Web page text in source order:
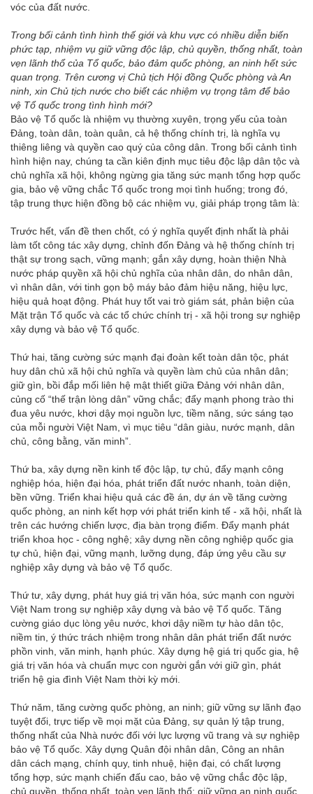
vóc của đất nước.
Trong bối cảnh tình hình thế giới và khu vực có nhiều diễn biến
phức tạp, nhiệm vụ giữ vững độc lập, chủ quyền, thống nhất, toàn
vẹn lãnh thổ của Tổ quốc, bảo đảm quốc phòng, an ninh hết sức
quan trọng. Trên cương vị Chủ tịch Hội đồng Quốc phòng và An
ninh, xin Chủ tịch nước cho biết các nhiệm vụ trọng tâm để bảo
vệ Tổ quốc trong tình hình mới?
Bảo vệ Tổ quốc là nhiệm vụ thường xuyên, trọng yếu của toàn
Đảng, toàn dân, toàn quân, cả hệ thống chính trị, là nghĩa vụ
thiêng liêng và quyền cao quý của công dân. Trong bối cảnh tình
hình hiện nay, chúng ta cần kiên định mục tiêu độc lập dân tộc và
chủ nghĩa xã hội, không ngừng gia tăng sức mạnh tổng hợp quốc
gia, bảo vệ vững chắc Tổ quốc trong mọi tình huống; trong đó,
tập trung thực hiện đồng bộ các nhiệm vụ, giải pháp trọng tâm là:
Trước hết, vấn đề then chốt, có ý nghĩa quyết định nhất là phải
làm tốt công tác xây dựng, chỉnh đốn Đảng và hệ thống chính trị
thật sự trong sạch, vững mạnh; gắn xây dựng, hoàn thiện Nhà
nước pháp quyền xã hội chủ nghĩa của nhân dân, do nhân dân,
vì nhân dân, với tinh gọn bộ máy bảo đảm hiệu năng, hiệu lực,
hiệu quả hoạt động. Phát huy tốt vai trò giám sát, phản biện của
Mặt trận Tổ quốc và các tổ chức chính trị - xã hội trong sự nghiệp
xây dựng và bảo vệ Tổ quốc.
Thứ hai, tăng cường sức mạnh đại đoàn kết toàn dân tộc, phát
huy dân chủ xã hội chủ nghĩa và quyền làm chủ của nhân dân;
giữ gìn, bồi đắp mối liên hệ mật thiết giữa Đảng với nhân dân,
củng cố “thế trận lòng dân” vững chắc; đẩy mạnh phong trào thi
đua yêu nước, khơi dậy mọi nguồn lực, tiềm năng, sức sáng tạo
của mỗi người Việt Nam, vì mục tiêu “dân giàu, nước mạnh, dân
chủ, công bằng, văn minh”.
Thứ ba, xây dựng nền kinh tế độc lập, tự chủ, đẩy mạnh công
nghiệp hóa, hiện đại hóa, phát triển đất nước nhanh, toàn diện,
bền vững. Triển khai hiệu quả các đề án, dự án về tăng cường
quốc phòng, an ninh kết hợp với phát triển kinh tế - xã hội, nhất là
trên các hướng chiến lược, địa bàn trọng điểm. Đẩy mạnh phát
triển khoa học - công nghệ; xây dựng nền công nghiệp quốc gia
tự chủ, hiện đại, vững mạnh, lưỡng dụng, đáp ứng yêu cầu sự
nghiệp xây dựng và bảo vệ Tổ quốc.
Thứ tư, xây dựng, phát huy giá trị văn hóa, sức mạnh con người
Việt Nam trong sự nghiệp xây dựng và bảo vệ Tổ quốc. Tăng
cường giáo dục lòng yêu nước, khơi dậy niềm tự hào dân tộc,
niềm tin, ý thức trách nhiệm trong nhân dân phát triển đất nước
phồn vinh, văn minh, hạnh phúc. Xây dựng hệ giá trị quốc gia, hệ
giá trị văn hóa và chuẩn mực con người gắn với giữ gìn, phát
triển hệ gia đình Việt Nam thời kỳ mới.
Thứ năm, tăng cường quốc phòng, an ninh; giữ vững sự lãnh đạo
tuyệt đối, trực tiếp về mọi mặt của Đảng, sự quản lý tập trung,
thống nhất của Nhà nước đối với lực lượng vũ trang và sự nghiệp
bảo vệ Tổ quốc. Xây dựng Quân đội nhân dân, Công an nhân
dân cách mạng, chính quy, tinh nhuệ, hiện đại, có chất lượng
tổng hợp, sức mạnh chiến đấu cao, bảo vệ vững chắc độc lập,
chủ quyền, thống nhất, toàn vẹn lãnh thổ; giữ vững an ninh quốc